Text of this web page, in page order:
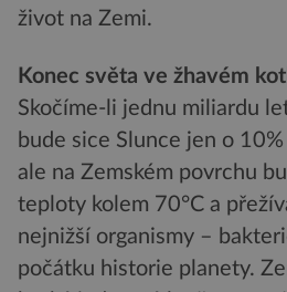
život na Zemi.
Konec světa ve žhavém
Skočíme-li jednu miliardu
bude sice Slunce jen o
ale na Zemském povrchu
teploty kolem 70°C a
nejnižší organismy –
počátku historie planety.